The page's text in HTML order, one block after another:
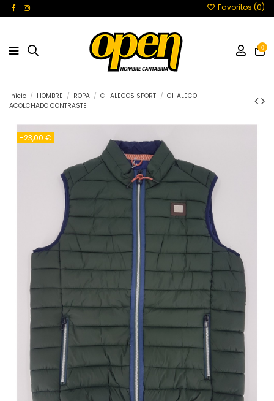
Favoritos (0)
0
Inicio HOMBRE ROPA CHALECOS SPORT
CHALECO
ACOLCHADO CONTRASTE
-23,00 €